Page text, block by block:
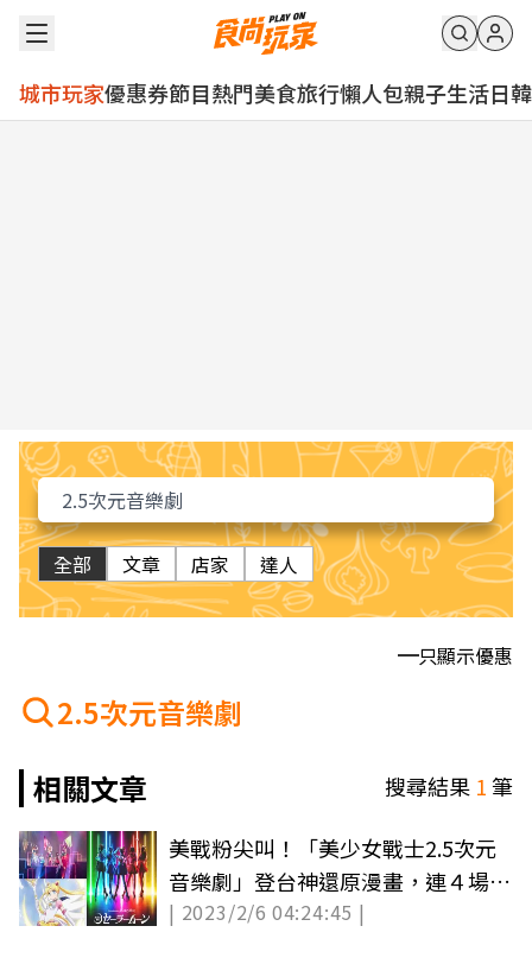
城市玩家優惠券節目熱門美食旅行懶人包親子生活日韓
全部 文章 店家 達人
只顯示優惠
2.5次元音樂劇
相關文章
搜尋結果 1筆
美戰粉尖叫！「美少女戰士2.5次元
音樂劇」登台神還原漫畫，連４場早
鳥快搶
| 2023/2/6 04:24:45 |